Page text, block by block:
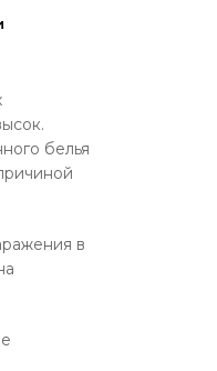
белья
в